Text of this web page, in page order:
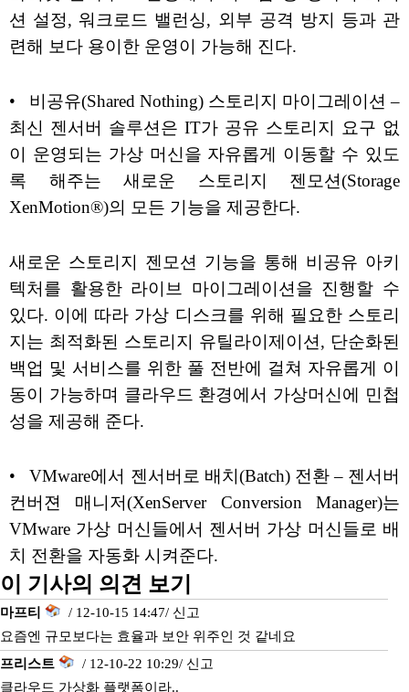
션 설정, 워크로드 밸런싱, 외부 공격 방지 등과 관
련해 보다 용이한 운영이 가능해 진다.
• 비공유(Shared Nothing) 스토리지 마이그레이션 –
최신 젠서버 솔루션은 IT가 공유 스토리지 요구 없
이 운영되는 가상 머신을 자유롭게 이동할 수 있도
록 해주는 새로운 스토리지 젠모션(Storage
XenMotion®)의 모든 기능을 제공한다.
새로운 스토리지 젠모션 기능을 통해 비공유 아키
텍처를 활용한 라이브 마이그레이션을 진행할 수
있다. 이에 따라 가상 디스크를 위해 필요한 스토리
지는 최적화된 스토리지 유틸라이제이션, 단순화된
백업 및 서비스를 위한 풀 전반에 걸쳐 자유롭게 이
동이 가능하며 클라우드 환경에서 가상머신에 민첩
성을 제공해 준다.
• VMware에서 젠서버로 배치(Batch) 전환 – 젠서버
컨버젼 매니저(XenServer Conversion Manager)는
VMware 가상 머신들에서 젠서버 가상 머신들로 배
치 전환을 자동화 시켜준다.
이 기사의 의견 보기
마프티 / 12-10-15 14:47/ 신고
요즘엔 규모보다는 효율과 보안 위주인 것 같네요
프리스트
/ 12-10-22 10:29/ 신고
클라우드 가상화 플랫폼이라..